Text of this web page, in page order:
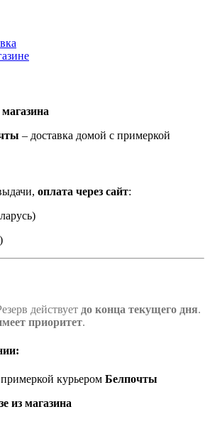
– доставка домой с примеркой
оплата через сайт:
действует до конца текущего дня.
приоритет.
курьером Белпочты
из магазина